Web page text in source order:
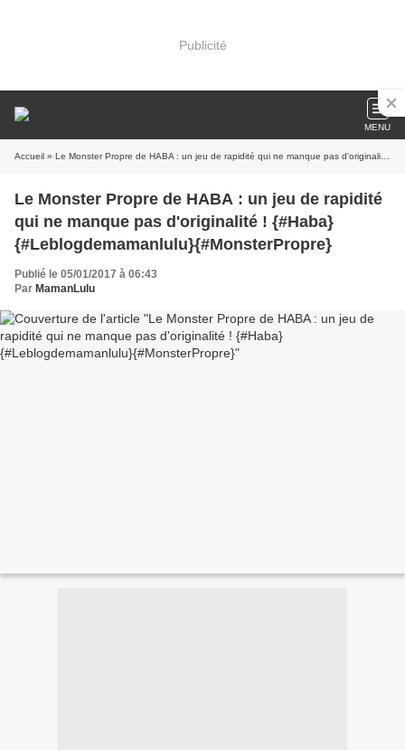
Publicité
MENU
Accueil » Le Monster Propre de HABA : un jeu de rapidité qui ne manque pas d'originalité ! {#Haba}{#Leblogdemamanlulu}{#MonsterPropre}
Le Monster Propre de HABA : un jeu de rapidité
qui ne manque pas d'originalité ! {#Haba}
{#Leblogdemamanlulu}{#MonsterPropre}
Publié le 05/01/2017 à 06:43
Par MamanLulu